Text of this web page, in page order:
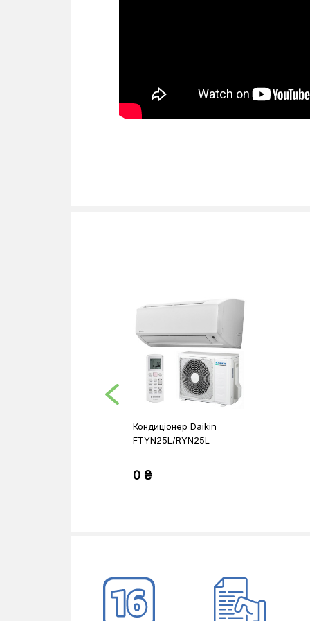
Тип фреону
Кондиціонер Daikin
FTYN25L/RYN25L
0 ₴